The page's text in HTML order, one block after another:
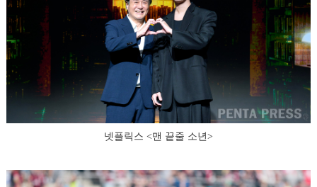
넷플릭스 <맨 끝줄 소년>